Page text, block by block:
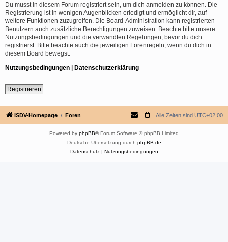
Du musst in diesem Forum registriert sein, um dich anmelden zu können. Die
Registrierung ist in wenigen Augenblicken erledigt und ermöglicht dir, auf
weitere Funktionen zuzugreifen. Die Board-Administration kann registrierten
Benutzern auch zusätzliche Berechtigungen zuweisen. Beachte bitte unsere
Nutzungsbedingungen und die verwandten Regelungen, bevor du dich
registrierst. Bitte beachte auch die jeweiligen Forenregeln, wenn du dich in
diesem Board bewegst.
Nutzungsbedingungen | Datenschutzerklärung
Registrieren
ISDV-Homepage Foren Alle Zeiten sind UTC+02:00
Powered by phpBB® Forum Software © phpBB Limited
Deutsche Übersetzung durch phpBB.de
Datenschutz| Nutzungsbedingungen